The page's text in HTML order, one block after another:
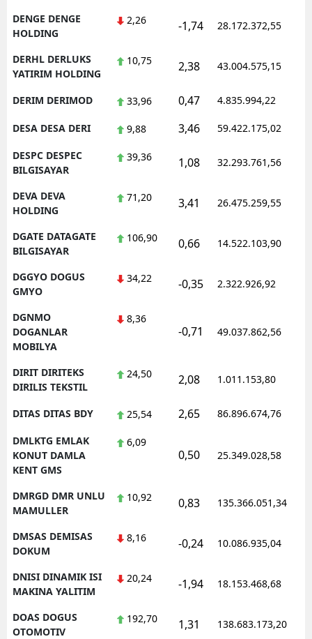
DENGE DENGE
HOLDING
2,26 -1,74 28.172.372,55
DERHL DERLUKS
YATIRIM HOLDING
10,75 2,38 43.004.575,15
DERIM DERIMOD 33,96 0,47 4.835.994,22
DESA DESA DERI 9,88 3,46 59.422.175,02
DESPC DESPEC
BILGISAYAR
39,36 1,08 32.293.761,56
DEVA DEVA
HOLDING
71,20 3,41 26.475.259,55
DGATE DATAGATE
BILGISAYAR
106,90 0,66 14.522.103,90
DGGYO DOGUS
GMYO
34,22 -0,35 2.322.926,92
DGNMO
DOGANLAR
MOBILYA
8,36
-0,71 49.037.862,56
DIRIT DIRITEKS
DIRILIS TEKSTIL
24,50 2,08 1.011.153,80
DITAS DITAS BDY 25,54 2,65 86.896.674,76
DMLKTG EMLAK
KONUT DAMLA
KENT GMS
6,09
0,50 25.349.028,58
DMRGD DMR UNLU
MAMULLER
10,92 0,83 135.366.051,34
DMSAS DEMISAS
DOKUM
8,16 -0,24 10.086.935,04
DNISI DINAMIK ISI
MAKINA YALITIM
20,24 -1,94 18.153.468,68
DOAS DOGUS
OTOMOTIV
192,70 1,31 138.683.173,20